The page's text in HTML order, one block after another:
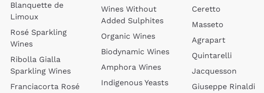
Blanquette de
Limoux
Rosé Sparkling
Wines
Ribolla Gialla
Sparkling Wines
Franciacorta Rosé
Wines Without
Added Sulphites
Organic Wines
Biodynamic Wines
Amphora Wines
Indigenous Yeasts
Ceretto
Masseto
Agrapart
Quintarelli
Jacquesson
Giuseppe Rinaldi